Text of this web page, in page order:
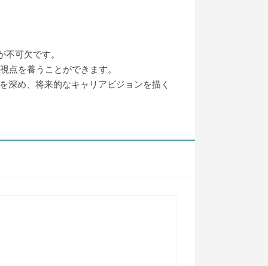
可欠です。
点を養うことができます。
深め、将来的なキャリアビジョンを描く